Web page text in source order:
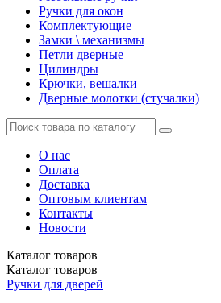
Ручки для окон
Комплектующие
Замки \ механизмы
Петли дверные
Цилиндры
Крючки, вешалки
Дверные молотки (стучалки)
О нас
Оплата
Доставка
Оптовым клиентам
Контакты
Новости
Каталог товаров
Каталог товаров
Ручки для дверей